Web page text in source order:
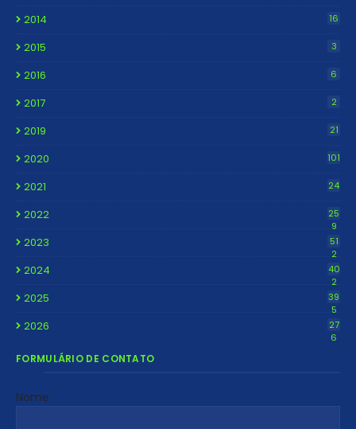
2014 16
2015 3
2016 6
2017 2
2019 21
2020 101
2021 24
2022
25
9
2023
51
2
2024
40
2
2025
39
5
2026
27
6
FORMULÁRIO DE CONTATO
Nome